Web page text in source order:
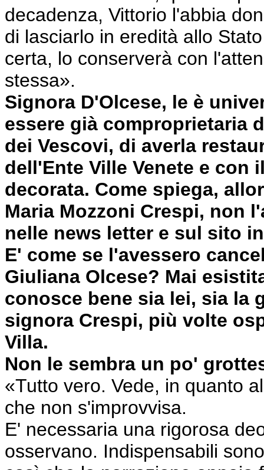
decadenza, Vittorio l'abbia
di lasciarlo in eredità allo
certa, lo conserverà con
stessa».
Signora D'Olcese, le è
essere già comproprietaria
dei Vescovi, di averla
dell'Ente Ville Venete e con
decorata. Come spiega,
Maria Mozzoni Crespi, non
nelle news letter e sul sito
E' come se l'avessero
Giuliana Olcese? Mai
conosce bene sia lei, sia la
signora Crespi, più volte
Villa.
Non le sembra un po'
«Tutto vero. Vede, in quanto
che non s'improvvisa.
E' necessaria una rigorosa
osservano. Indispensabili